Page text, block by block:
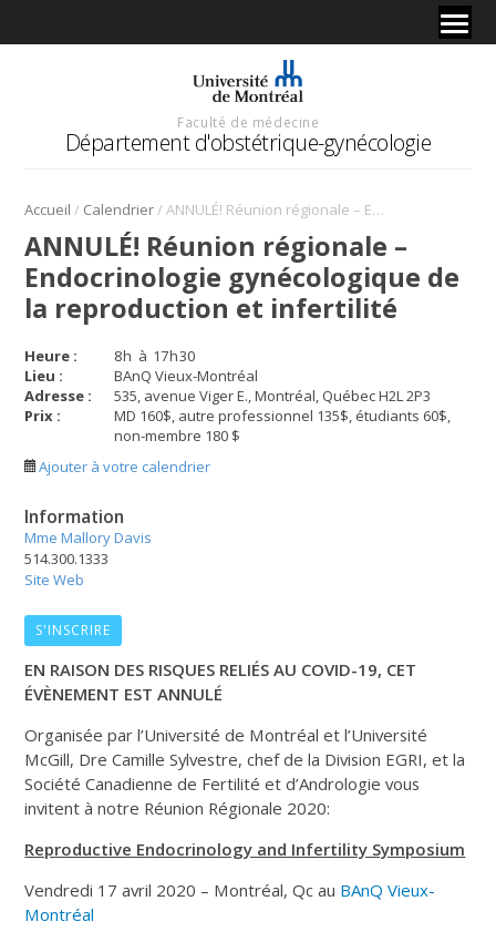
Faculté de médecine
Département d'obstétrique-gynécologie
Accueil / Calendrier/ ANNULÉ! Réunion régionale – Endocrinologie gynécologique de la reproduction et infertilité
ANNULÉ! Réunion régionale –
Endocrinologie gynécologique de
la reproduction et infertilité
Heure : 8h à 17h30
Lieu :
BAnQ Vieux-Montréal
Adresse :
535, avenue Viger E., Montréal, Québec H2L 2P3
Prix :
MD 160$, autre professionnel 135$, étudiants 60$,
non-membre 180 $
Ajouter à votre calendrier
Information
Mme Mallory Davis
514.300.1333
Site Web
S'INSCRIRE
EN RAISON DES RISQUES RELIÉS AU COVID-19, CET
ÉVÈNEMENT EST ANNULÉ
Organisée par l’Université de Montréal et l’Université
McGill, Dre Camille Sylvestre, chef de la Division EGRI, et la
Société Canadienne de Fertilité et d’Andrologie vous
invitent à notre Réunion Régionale 2020:
Reproductive Endocrinology and Infertility Symposium
Vendredi 17 avril 2020 – Montréal, Qc au BAnQ Vieux-
Montréal